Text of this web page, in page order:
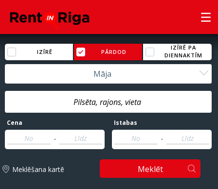
IZĪRĒ PĀRDOD
IZĪRĒ PA
DIENNAKTĪM
Māja
Cena
-
Istabas
-
Meklēšana kartē Meklēt